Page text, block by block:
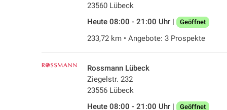
23560 Lübeck
Heute 08:00 - 21:00 Uhr |
Geöffnet
233,72 km • Angebote: 3 Prospekte
Rossmann Lübeck
Ziegelstr. 232
23556 Lübeck
Heute 08:00 - 21:00 Uhr |
Geöffnet